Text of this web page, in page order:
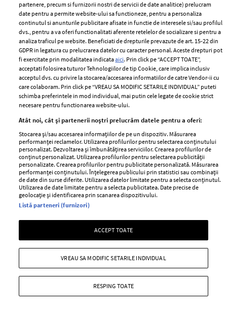
ELLE Style Awards
2024
Despre ELLE
Romania
Contact
Abonamente
Termeni si conditii
Politica de
confidențialitate
Politica de cookies
Publicitate
GSP
Unica
Baby
Retete
femei
Viva
Avantaje
Retete practice
Pariază responsabil! Decizia ONJN nr. 821/25.09.2025.
Jocurile de noroc sunt interzise minorilor.
Copyright © 2026 Ringier Romania SRL
partenere, precum si furnizorii nostri de servicii de date analitice) prelucram
date pentru a permite website-ului sa functioneze, pentru a personaliza
continutul si anunturile publicitare afisate in functie de interesele si/sau profilul
dvs., pentru a va oferi functionalitati aferente retelelor de socializare si pentru a
analiza traficul pe website. Beneficiati de drepturile prevazute de art. 15-22 din
GDPR in legatura cu prelucrarea datelor cu caracter personal. Aceste drepturi pot
fi exercitate prin modalitatea indicataaici. Prin click pe “ACCEPT TOATE”,
acceptati folosirea tuturor Tehnologiilor de tip Cookie, care implica inclusiv
acceptul dvs. cu privire la stocarea/accesarea informatiilor de catre Vendor-ii cu
care colaboram. Prin click pe “VREAU SA MODIFIC SETARILE INDIVIDUAL” puteti
schimba preferintele in mod individual, mai putin cele legate de cookie strict
necesare pentru functionarea website-ului.
Atât noi, cât și partenerii noștri prelucrăm datele pentru a oferi:
Stocarea și/sau accesarea informațiilor de pe un dispozitiv. Măsurarea
performanței reclamelor. Utilizarea profilurilor pentru selectarea conținutului
personalizat. Dezvoltarea și îmbunătățirea serviciilor. Crearea profilurilor de
conținut personalizat. Utilizarea profilurilor pentru selectarea publicității
personalizate. Crearea profilurilor pentru publicitate personalizată. Măsurarea
performanței conținutului. Înțelegerea publicului prin statistici sau combinații
de date din surse diferite. Utilizarea datelor limitate pentru a selecta conținutul.
Utilizarea de date limitate pentru a selecta publicitatea. Date precise de
geolocație și identificarea prin scanarea dispozitivului.
Listă parteneri (furnizori)
ACCEPT TOATE
RESPING TOATE
VREAU SA MODIFIC SETARILE INDIVIDUAL